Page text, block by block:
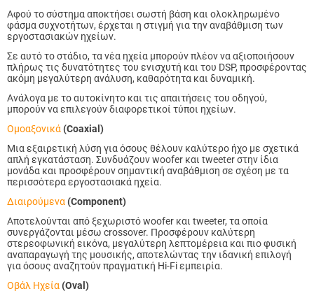
Αφού το σύστημα αποκτήσει σωστή βάση και ολοκληρωμένο
φάσμα συχνοτήτων, έρχεται η στιγμή για την αναβάθμιση των
εργοστασιακών ηχείων.
Σε αυτό το στάδιο, τα νέα ηχεία μπορούν πλέον να αξιοποιήσουν
πλήρως τις δυνατότητες του ενισχυτή και του DSP, προσφέροντας
ακόμη μεγαλύτερη ανάλυση, καθαρότητα και δυναμική.
Ανάλογα με το αυτοκίνητο και τις απαιτήσεις του οδηγού,
μπορούν να επιλεγούν διαφορετικοί τύποι ηχείων.
Ομοαξονικά(Coaxial)
Μια εξαιρετική λύση για όσους θέλουν καλύτερο ήχο με σχετικά
απλή εγκατάσταση. Συνδυάζουν woofer και tweeter στην ίδια
μονάδα και προσφέρουν σημαντική αναβάθμιση σε σχέση με τα
περισσότερα εργοστασιακά ηχεία.
Διαιρούμενα(Component)
Αποτελούνται από ξεχωριστό woofer και tweeter, τα οποία
συνεργάζονται μέσω crossover. Προσφέρουν καλύτερη
στερεοφωνική εικόνα, μεγαλύτερη λεπτομέρεια και πιο φυσική
αναπαραγωγή της μουσικής, αποτελώντας την ιδανική επιλογή
για όσους αναζητούν πραγματική Hi-Fi εμπειρία.
Οβάλ Ηχεία(Oval)